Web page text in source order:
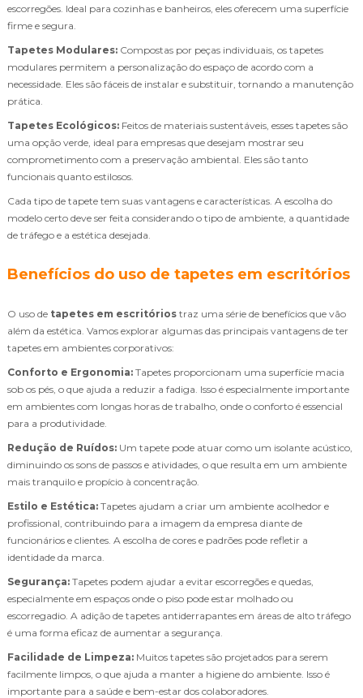
escorregões. Ideal para cozinhas e banheiros, eles oferecem uma superfície
firme e segura.
Tapetes Modulares: Compostas por peças individuais, os tapetes
modulares permitem a personalização do espaço de acordo com a
necessidade. Eles são fáceis de instalar e substituir, tornando a manutenção
prática.
Tapetes Ecológicos: Feitos de materiais sustentáveis, esses tapetes são
uma opção verde, ideal para empresas que desejam mostrar seu
comprometimento com a preservação ambiental. Eles são tanto
funcionais quanto estilosos.
Cada tipo de tapete tem suas vantagens e características. A escolha do
modelo certo deve ser feita considerando o tipo de ambiente, a quantidade
de tráfego e a estética desejada.
Benefícios do uso de tapetes em escritórios
O uso de tapetes em escritórios traz uma série de benefícios que vão
além da estética. Vamos explorar algumas das principais vantagens de ter
tapetes em ambientes corporativos:
Conforto e Ergonomia: Tapetes proporcionam uma superfície macia
sob os pés, o que ajuda a reduzir a fadiga. Isso é especialmente importante
em ambientes com longas horas de trabalho, onde o conforto é essencial
para a produtividade.
Redução de Ruídos: Um tapete pode atuar como um isolante acústico,
diminuindo os sons de passos e atividades, o que resulta em um ambiente
mais tranquilo e propício à concentração.
Estilo e Estética: Tapetes ajudam a criar um ambiente acolhedor e
profissional, contribuindo para a imagem da empresa diante de
funcionários e clientes. A escolha de cores e padrões pode refletir a
identidade da marca.
Segurança: Tapetes podem ajudar a evitar escorregões e quedas,
especialmente em espaços onde o piso pode estar molhado ou
escorregadio. A adição de tapetes antiderrapantes em áreas de alto tráfego
é uma forma eficaz de aumentar a segurança.
Facilidade de Limpeza: Muitos tapetes são projetados para serem
facilmente limpos, o que ajuda a manter a higiene do ambiente. Isso é
importante para a saúde e bem-estar dos colaboradores.